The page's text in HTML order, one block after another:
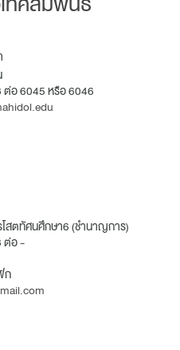
อ 6045 หรือ 6046
สตทัศนศึกษา6 (ชำนาญการ)
ต่อ -
ก